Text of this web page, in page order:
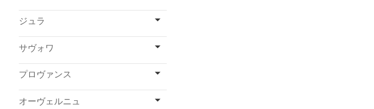
ジュラ
サヴォワ
プロヴァンス
オーヴェルニュ